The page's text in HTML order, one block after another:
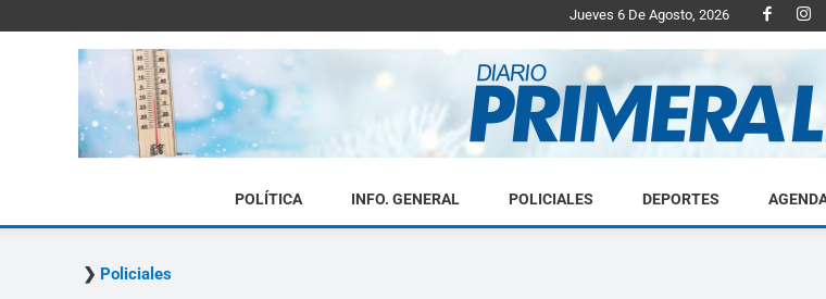
Jueves 6 De Agosto, 2026
Diario
POLÍTICA INFO. GENERAL POLICIALES DEPORTES
Policiales